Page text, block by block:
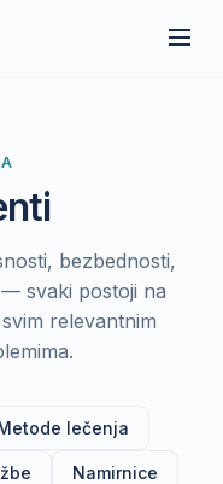
bezbednosti,
svaki postoji na
relevantnim
lečenja
Namirnice